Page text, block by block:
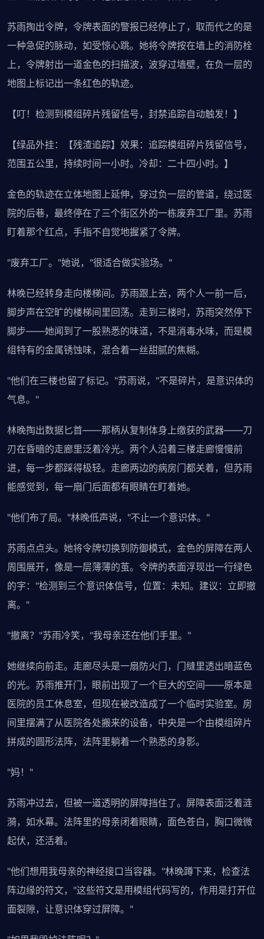
苏雨掏出令牌，令牌表面的警报已经停止了，取而代之的是
一种急促的脉动，如受惊心跳。她将令牌按在墙上的消防栓
上，令牌射出一道金色的扫描波，波穿过墙壁，在负一层的
地图上标记出一条红色的轨迹。
【叮！检测到模组碎片残留信号，封禁追踪自动触发！】
【绿品外挂：【残渣追踪】效果：追踪模组碎片残留信号，
范围五公里，持续时间一小时。冷却：二十四小时。】
金色的轨迹在立体地图上延伸，穿过负一层的管道，绕过医
院的后巷，最终停在了三个街区外的一栋废弃工厂里。苏雨
盯着那个红点，手指不自觉地握紧了令牌。
"废弃工厂。"她说，"很适合做实验场。"
林晚已经转身走向楼梯间。苏雨跟上去，两个人一前一后，
脚步声在空旷的楼梯间里回荡。走到三楼时，苏雨突然停下
脚步——她闻到了一股熟悉的味道，不是消毒水味，而是模
组特有的金属锈蚀味，混合着一丝甜腻的焦糊。
"他们在三楼也留了标记。"苏雨说，"不是碎片，是意识体的
气息。"
林晚掏出数据匕首——那柄从复制体身上缴获的武器——刀
刃在昏暗的走廊里泛着冷光。两个人沿着三楼走廊慢慢前
进，每一步都踩得极轻。走廊两边的病房门都关着，但苏雨
能感觉到，每一扇门后面都有眼睛在盯着她。
"他们布了局。"林晚低声说，"不止一个意识体。"
苏雨点点头。她将令牌切换到防御模式，金色的屏障在两人
周围展开，像是一层薄薄的茧。令牌的表面浮现出一行绿色
的字："检测到三个意识体信号，位置：未知。建议：立即撤
离。"
"撤离？"苏雨冷笑，"我母亲还在他们手里。"
她继续向前走。走廊尽头是一扇防火门，门缝里透出暗蓝色
的光。苏雨推开门，眼前出现了一个巨大的空间——原本是
医院的员工休息室，但现在被改造成了一个临时实验室。房
间里摆满了从医院各处搬来的设备，中央是一个由模组碎片
拼成的圆形法阵，法阵里躺着一个熟悉的身影。
"妈！"
苏雨冲过去，但被一道透明的屏障挡住了。屏障表面泛着涟
漪，如水幕。法阵里的母亲闭着眼睛，面色苍白，胸口微微
起伏，还活着。
"他们想用我母亲的神经接口当容器。"林晚蹲下来，检查法
阵边缘的符文，"这些符文是用模组代码写的，作用是打开位
面裂隙，让意识体穿过屏障。"